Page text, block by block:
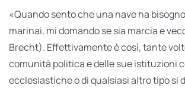
«Quando sento che una nave ha
marinai, mi domando se sia marcia e
Brecht). Effettivamente è così, tante
comunità politica e delle sue istituzioni
ecclesiastiche o di qualsiasi altro tipo si